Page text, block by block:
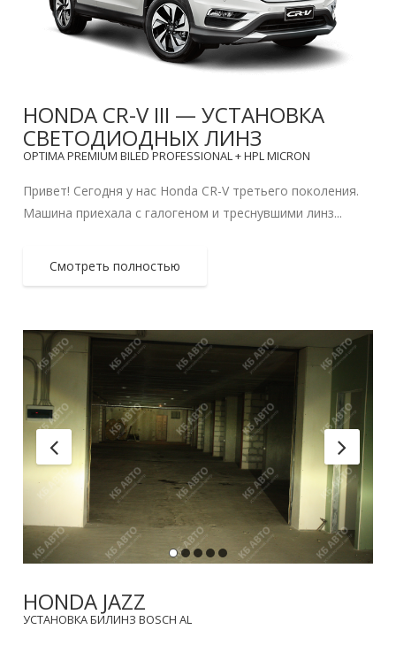
HONDA CR-V III — УСТАНОВКА
СВЕТОДИОДНЫХ ЛИНЗ
OPTIMA PREMIUM BILED PROFESSIONAL + HPL MICRON
Привет! Сегодня у нас Honda CR-V третьего поколения.
Машина приехала с галогеном и треснувшими линз...
Смотреть полностью
HONDA JAZZ
УСТАНОВКА БИЛИНЗ BOSCH AL